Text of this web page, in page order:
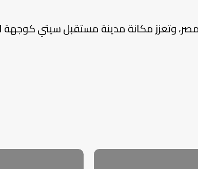
contentوتعزز مكانة مدينة مستقبل سيتي كوجهة